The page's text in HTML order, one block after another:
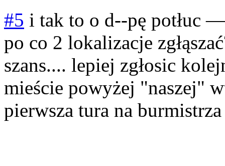
#5 i tak to o d--pę potłuc
po co 2 lokalizacje
szans.... lepiej zgłosic
mieście powyżej "naszej"
pierwsza tura na